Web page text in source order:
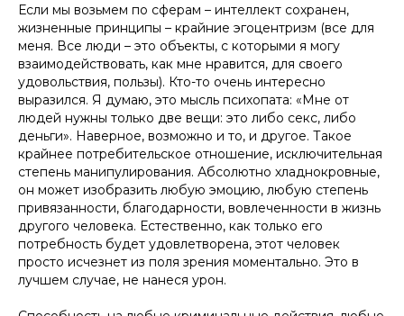
Если мы возьмем по сферам – интеллект сохранен,
жизненные принципы – крайние эгоцентризм (все для
меня. Все люди – это объекты, с которыми я могу
взаимодействовать, как мне нравится, для своего
удовольствия, пользы). Кто-то очень интересно
выразился. Я думаю, это мысль психопата: «Мне от
людей нужны только две вещи: это либо секс, либо
деньги». Наверное, возможно и то, и другое. Такое
крайнее потребительское отношение, исключительная
степень манипулирования. Абсолютно хладнокровные,
он может изобразить любую эмоцию, любую степень
привязанности, благодарности, вовлеченности в жизнь
другого человека. Естественно, как только его
потребность будет удовлетворена, этот человек
просто исчезнет из поля зрения моментально. Это в
лучшем случае, не нанеся урон.